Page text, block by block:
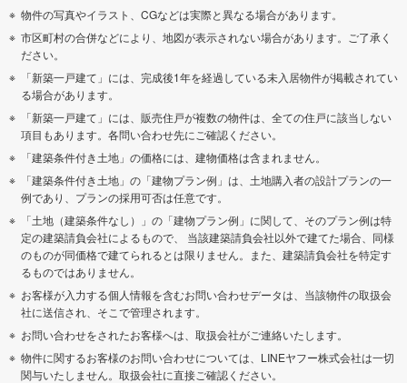
物件の写真やイラスト、CGなどは実際と異なる場合があります。
市区町村の合併などにより、地図が表示されない場合があります。ご了承く
ださい。
「新築一戸建て」には、完成後1年を経過している未入居物件が掲載されてい
る場合があります。
「新築一戸建て」には、販売住戸が複数の物件は、全ての住戸に該当しない
項目もあります。各問い合わせ先にご確認ください。
「建築条件付き土地」の価格には、建物価格は含まれません。
「建築条件付き土地」の「建物プラン例」は、土地購入者の設計プランの一
例であり、プランの採用可否は任意です。
「土地（建築条件なし）」の「建物プラン例」に関して、そのプラン例は特
定の建築請負会社によるもので、 当該建築請負会社以外で建てた場合、同様
のものが同価格で建てられるとは限りません。また、建築請負会社を特定す
るものではありません。
お客様が入力する個人情報を含むお問い合わせデータは、当該物件の取扱会
社に送信され、そこで管理されます。
お問い合わせをされたお客様へは、取扱会社がご連絡いたします。
物件に関するお客様のお問い合わせについては、LINEヤフー株式会社は一切
関与いたしません。取扱会社に直接ご確認ください。